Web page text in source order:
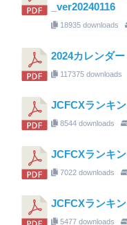
_ver20240116
18935 downloads
2024カレンダー
117375 downloads
JCFCXランキ
8544 downloads
JCFCXランキ
7022 downloads
JCFCXランキ
5477 downloads